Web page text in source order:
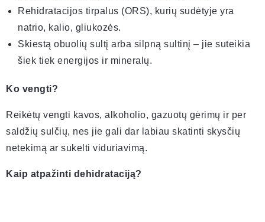
Rehidratacijos tirpalus (ORS), kurių sudėtyje yra
natrio, kalio, gliukozės.
Skiestą obuolių sultį arba silpną sultinį – jie suteikia
šiek tiek energijos ir mineralų.
Ko vengti?
Reikėtų vengti kavos, alkoholio, gazuotų gėrimų ir per
saldžių sulčių, nes jie gali dar labiau skatinti skysčių
netekimą ar sukelti viduriavimą.
Kaip atpažinti dehidrataciją?